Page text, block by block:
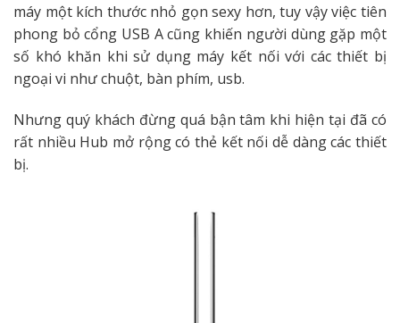
máy một kích thước nhỏ gọn sexy hơn, tuy vậy việc tiên
phong bỏ cổng USB A cũng khiến người dùng gặp một
số khó khăn khi sử dụng máy kết nối với các thiết bị
ngoại vi như chuột, bàn phím, usb.
Nhưng quý khách đừng quá bận tâm khi hiện tại đã có
rất nhiều Hub mở rộng có thẻ kết nối dễ dàng các thiết
bị.